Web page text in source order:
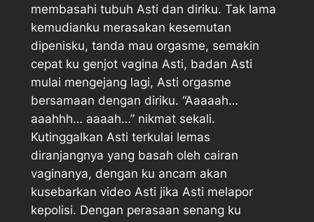
membasahi tubuh Asti dan diriku. Tak lama
kemudianku merasakan kesemutan
dipenisku, tanda mau orgasme, semakin
cepat ku genjot vagina Asti, badan Asti
mulai mengejang lagi, Asti orgasme
bersamaan dengan diriku. “Aaaaah…
aaahhh… aaaah…” nikmat sekali.
Kutinggalkan Asti terkulai lemas
diranjangnya yang basah oleh cairan
vaginanya, dengan ku ancam akan
kusebarkan video Asti jika Asti melapor
kepolisi. Dengan perasaan senang ku